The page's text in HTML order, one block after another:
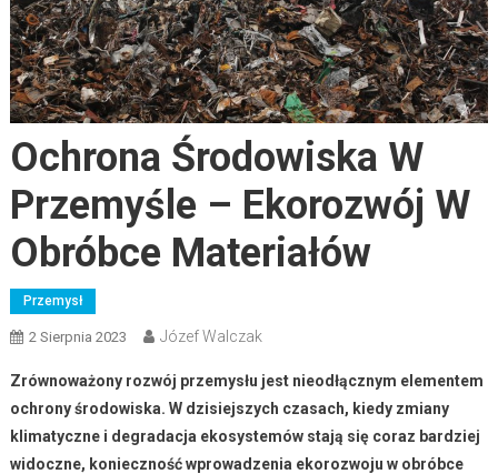
Ochrona Środowiska W
Przemyśle – Ekorozwój W
Obróbce Materiałów
Przemysł
2 Sierpnia 2023 Józef Walczak
Zrównoważony rozwój przemysłu jest nieodłącznym elementem
ochrony środowiska. W dzisiejszych czasach, kiedy zmiany
klimatyczne i degradacja ekosystemów stają się coraz bardziej
widoczne, konieczność wprowadzenia ekorozwoju w obróbce